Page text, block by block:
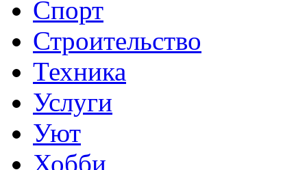
Спорт
Строительство
Техника
Услуги
Уют
Хобби